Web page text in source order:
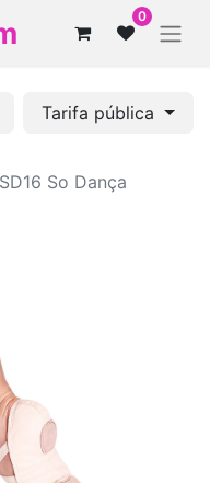
0
Tarifa pública
So Dança